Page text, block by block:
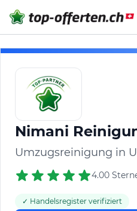
Nimani
Umzugsreinigung in
4.00
✓ Handelsregister verifiziert